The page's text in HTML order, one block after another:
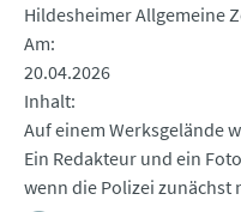
Hildesheimer Allgemeine
Am
20.04.2026
Inhalt
Auf einem Werksgelände
Ein Redakteur und ein
wenn die Polizei zunächst